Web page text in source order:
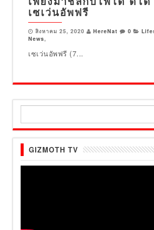
เซเว่นอัพฟรี
สิงหาคม 25, 2020 HereNat 0
News,
เซเว่นอัพฟรี (7...
GIZMOTH TV